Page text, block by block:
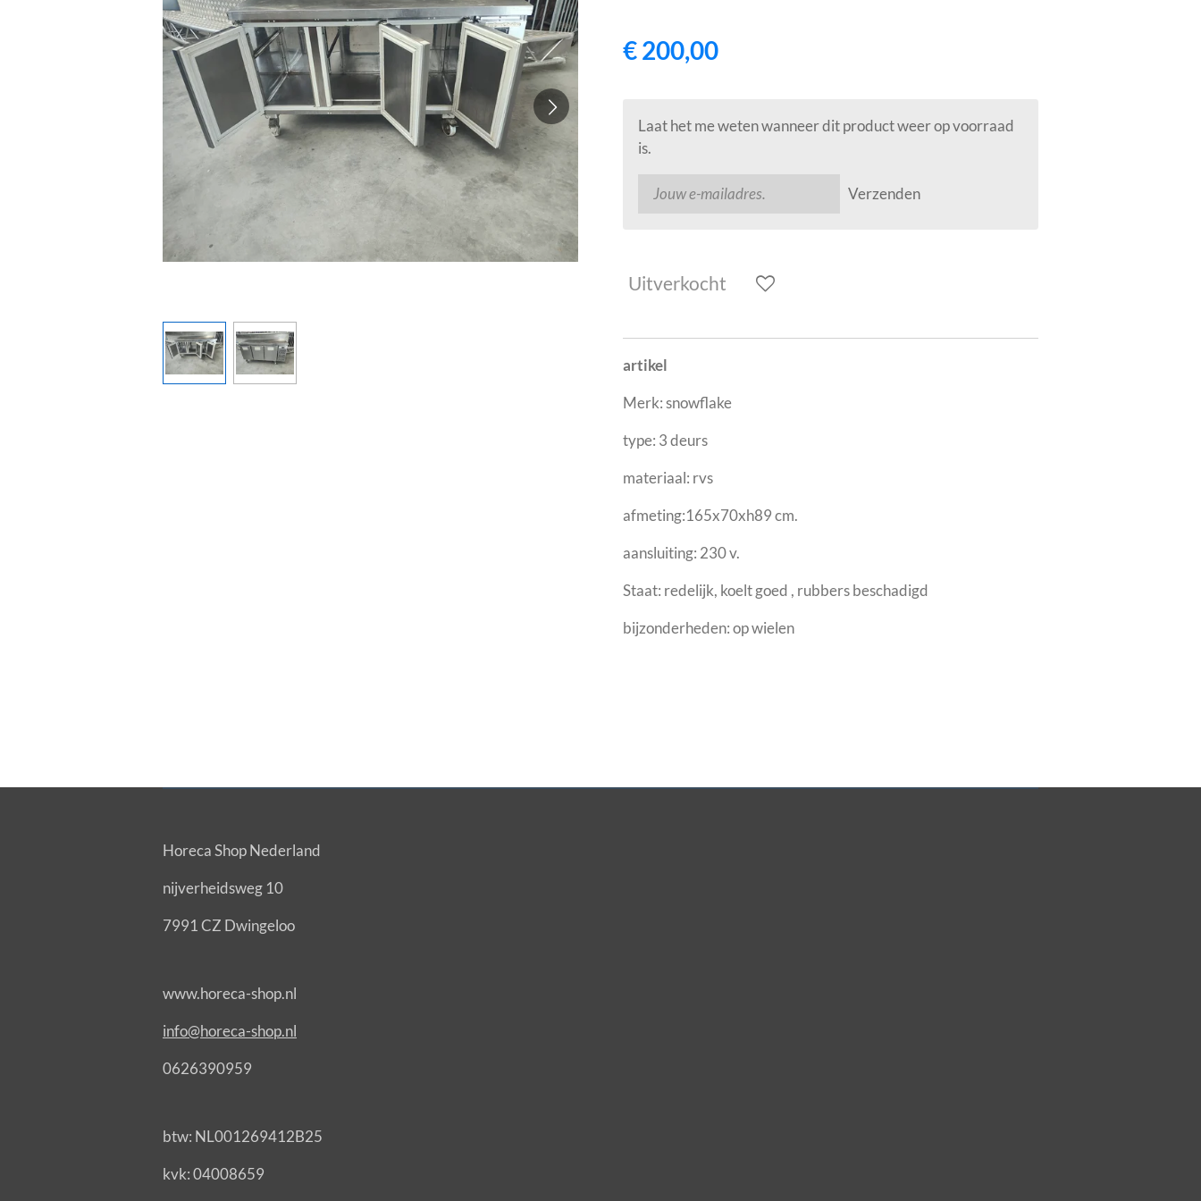
€ 200,00
Laat het me weten wanneer dit product weer op voorraad
is.
Verzenden
Uitverkocht
artikel
Merk: snowflake
type: 3 deurs
materiaal: rvs
afmeting:165x70xh89 cm.
aansluiting: 230 v.
Staat: redelijk, koelt goed , rubbers beschadigd
bijzonderheden: op wielen
Horeca Shop Nederland
nijverheidsweg 10
7991 CZ Dwingeloo
www.horeca-shop.nl
info@horeca-shop.nl
0626390959
btw: NL001269412B25
kvk: 04008659